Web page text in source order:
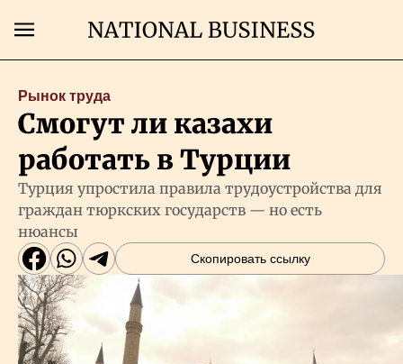
Главная
Экономика
Бизнес
Рынки
Технологии
Рынок труда
Смогут ли казахи
работать в Турции
Турция упростила правила трудоустройства для
граждан тюркских государств — но есть
нюансы
Скопировать ссылку